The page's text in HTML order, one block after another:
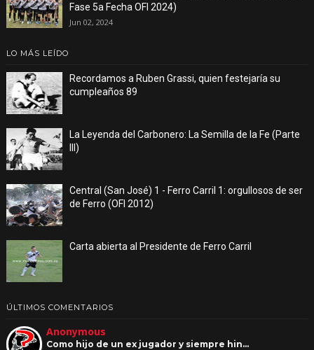
Fase 5a Fecha OFI 2024)
Jun 02, 2024
LO MÁS LEÍDO
Recordamos a Ruben Grassi, quien festejaría su
cumpleaños 89
La Leyenda del Carbonero: La Semilla de la Fe (Parte
III)
Central (San José) 1 - Ferro Carril 1: orgullosos de ser
de Ferro (OFI 2012)
Carta abierta al Presidente de Ferro Carril
ÚLTIMOS COMENTARIOS
Anonymous
Como hijo de un ex jugador y siempre hin…